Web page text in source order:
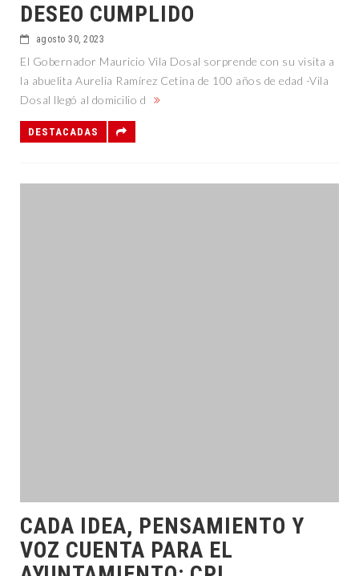
DESEO CUMPLIDO
agosto 30, 2023
El Gobernador Mauricio Vila Dosal sorprende con su visita a
la abuelita Aurelia Ramírez Cetina de 100 años de edad -Vila
Dosal llegó al domicilio d
DESTACADAS
CADA IDEA, PENSAMIENTO Y
VOZ CUENTA PARA EL